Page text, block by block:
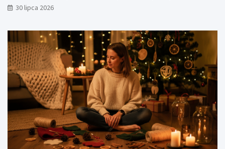
30 lipca 2026